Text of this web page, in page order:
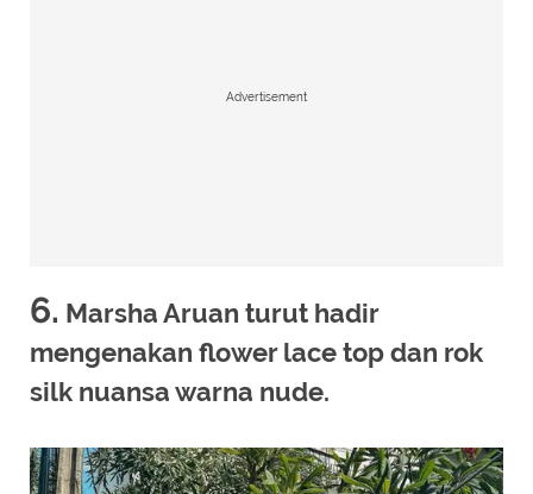
Advertisement
6. Marsha Aruan turut hadir
mengenakan flower lace top dan rok
silk nuansa warna nude.